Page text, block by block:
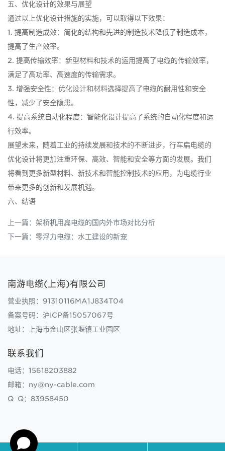
五、优化设计的效果与展望
通过以上优化设计措施的实施，可以取得以下效果：
1. 提高制造成效：简化的结构和先进的制造技术降低了制造成本，
提高了生产效率。
2. 提高传输效率：新型材料和技术的运用提高了电缆的传输效率，
满足了高功率、高速度的传输需求。
3. 增强安全性：优化设计和材料选择提高了电缆的耐用性和安全
性，减少了安全隐患。
4. 提高系统自动化程度：智能化设计提高了系统的自动化程度和运
行效率。
展望未来，随着工业的持续发展和技术的不断进步，行车扁电缆的
优化设计将更加注重环保、高效、智能和安全等方面的发展。我们
将看到更多新型材料、新技术和智能控制技术的应用，为电缆行业
带来更多的创新和发展机遇。
六、结语
上一篇： 架桥机用扁电缆的国内外市场对比分析
下一篇： 零浮力电缆：水工建设的新宠
南游电缆(上海)有限公司
营业执照：91310116MA1J834T04
备案号码： 沪ICP备15057067号
地址：上海市金山区张堰镇工业园区
联系我们
电话：15618203882
邮箱：ny@ny-cable.com
Q Q：83958450